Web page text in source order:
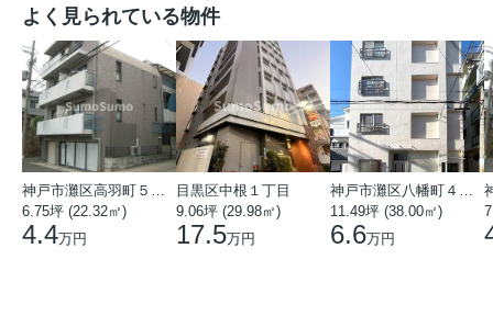
よく見られている物件
6.75坪 (22.32㎡)
4.4万円
目黒区中根１丁目
9.06坪 (29.98㎡)
17.5万円
11.49坪 (38.00㎡)
6.6万円